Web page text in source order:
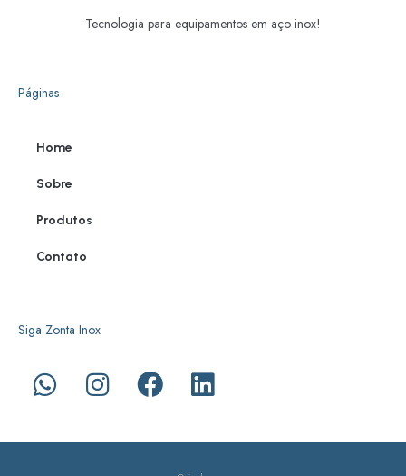
Tecnologia para equipamentos em aço inox!
Páginas
Home
Sobre
Produtos
Contato
Siga Zonta Inox